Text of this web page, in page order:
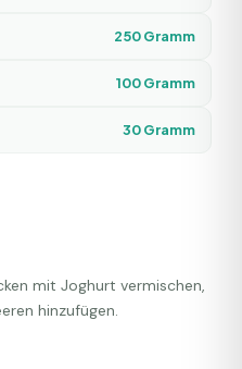
250Gramm
100Gramm
30Gramm
mit Joghurt vermischen,
hinzufügen.